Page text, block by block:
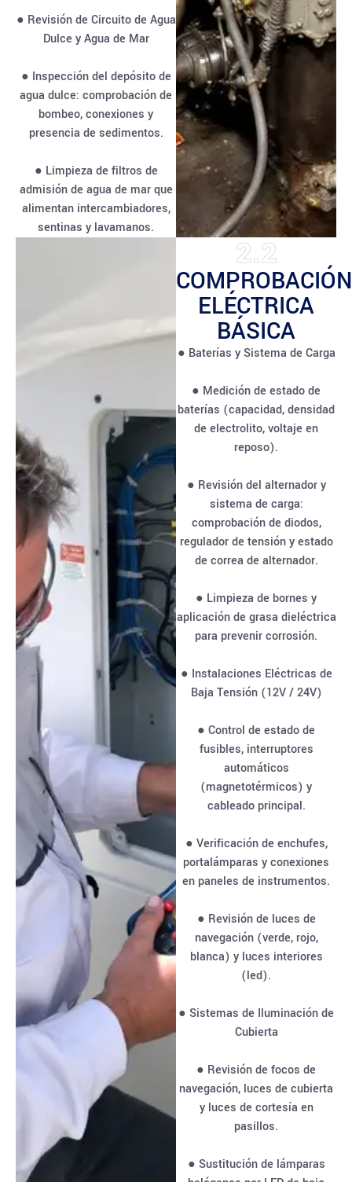
● Revisión de Circuito de Agua
Dulce y Agua de Mar
● Inspección del depósito de
agua dulce: comprobación de
bombeo, conexiones y
presencia de sedimentos.
● Limpieza de filtros de
admisión de agua de mar que
alimentan intercambiadores,
sentinas y lavamanos.
2.2
COMPROBACIÓN
ELÉCTRICA
BÁSICA
● Baterías y Sistema de Carga
● Medición de estado de
baterías (capacidad, densidad
de electrolito, voltaje en
reposo).
● Revisión del alternador y
sistema de carga:
comprobación de diodos,
regulador de tensión y estado
de correa de alternador.
● Limpieza de bornes y
aplicación de grasa dieléctrica
para prevenir corrosión.
● Instalaciones Eléctricas de
Baja Tensión (12V / 24V)
● Control de estado de
fusibles, interruptores
automáticos
(magnetotérmicos) y
cableado principal.
● Verificación de enchufes,
portalámparas y conexiones
en paneles de instrumentos.
● Revisión de luces de
navegación (verde, rojo,
blanca) y luces interiores
(led).
● Sistemas de Iluminación de
Cubierta
● Revisión de focos de
navegación, luces de cubierta
y luces de cortesía en
pasillos.
● Sustitución de lámparas